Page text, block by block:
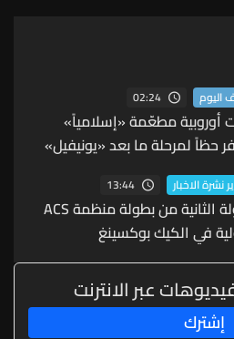
اليوم 02:24
أوروبية مطعّمة «إسلامياً»
حظاً لمرحلة ما بعد «يونيفيل»
الأوسط)
نشرة الاخبار 13:44
الجولة الثانية من بطولة منظمة ACS
في الكيك بوكسينغ
عبر الانترنت
إشترك